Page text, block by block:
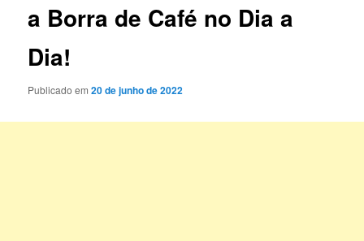
a Borra de Café no Dia a
Dia!
Publicado em20 de junho de 2022